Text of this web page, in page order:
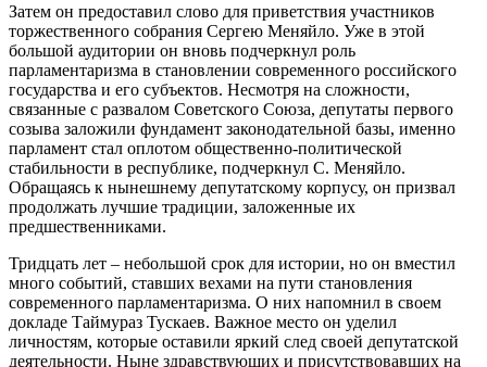
Затем он предоставил слово для приветствия участников
торжественного собрания Сергею Меняйло. Уже в этой
большой аудитории он вновь подчеркнул роль
парламентаризма в становлении современного российского
государства и его субъектов. Несмотря на сложности,
связанные с развалом Советского Союза, депутаты первого
созыва заложили фундамент законодательной базы, именно
парламент стал оплотом общественно-политической
стабильности в республике, подчеркнул С. Меняйло.
Обращаясь к нынешнему депутатскому корпусу, он призвал
продолжать лучшие традиции, заложенные их
предшественниками.
Тридцать лет – небольшой срок для истории, но он вместил
много событий, ставших вехами на пути становления
современного парламентаризма. О них напомнил в своем
докладе Таймураз Тускаев. Важное место он уделил
личностям, которые оставили яркий след своей депутатской
деятельности. Ныне здравствующих и присутствовавших на